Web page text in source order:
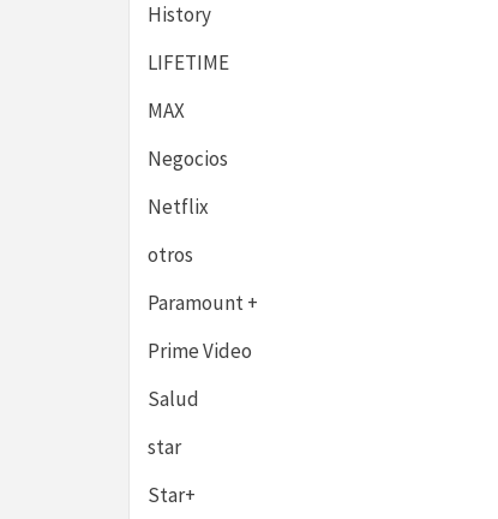
History
LIFETIME
MAX
Negocios
Netflix
otros
Paramount +
Prime Video
Salud
star
Star+